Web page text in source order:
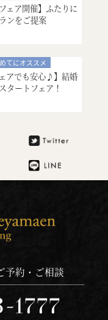
テム紹介
グ
・ご相談
ェア開催】ふたりに
ンをご提案
てにオススメ
ート
ぎ婚相談
ェアでも安心♪】結婚
タートフェア！
予約・ご相談
1777